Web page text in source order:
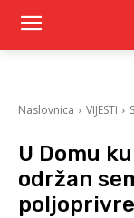
Naslovnica VIJESTI
U Domu
održan